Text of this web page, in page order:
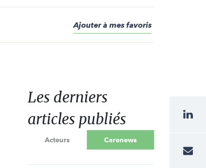
Ajouter à mes favoris
Les derniers
articles publiés
Acteurs Carenews